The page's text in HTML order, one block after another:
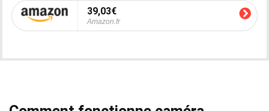
39,03€
Amazon.fr